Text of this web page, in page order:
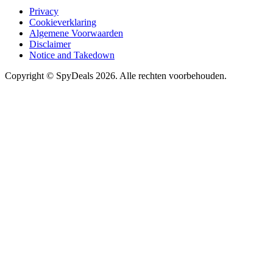
Privacy
Cookieverklaring
Algemene Voorwaarden
Disclaimer
Notice and Takedown
Copyright © SpyDeals 2026. Alle rechten voorbehouden.